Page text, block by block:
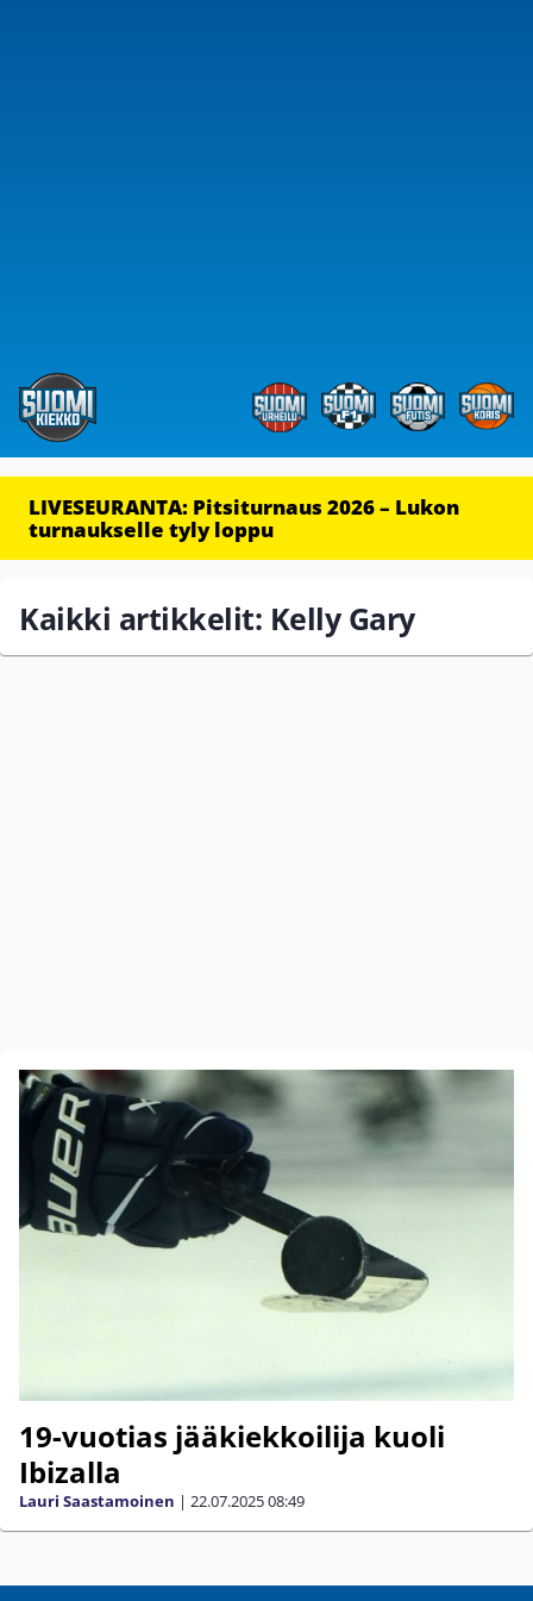
LIVESEURANTA: Pitsiturnaus 2026 – Lukon
turnaukselle tyly loppu
Kaikki artikkelit: Kelly Gary
19-vuotias jääkiekkoilija kuoli
Ibizalla
Lauri Saastamoinen | 22.07.202508:49